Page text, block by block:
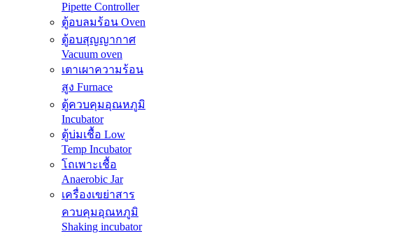
Pipette Controller
ตู้อบลมร้อน Oven
ตู้อบสุญญากาศ
Vacuum oven
เตาเผาความร้อน
สูง Furnace
ตู้ควบคุมอุณหภูมิ
Incubator
ตู้บ่มเชื้อ Low
Temp Incubator
โถเพาะเชื้อ
Anaerobic Jar
เครื่องเขย่าสาร
ควบคุมอุณหภูมิ
Shaking incubator